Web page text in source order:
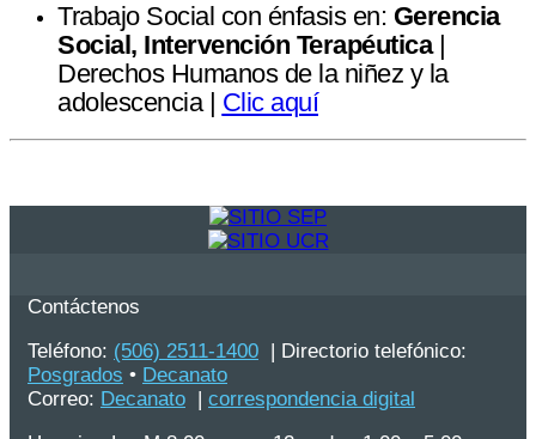
Trabajo Social con énfasis en: Gerencia
Social, Intervención Terapéutica|
Derechos Humanos de la niñez y la
adolescencia | Clic aquí
Contáctenos
Teléfono: (506) 2511-1400 | Directorio telefónico:
Posgrados • Decanato
Correo: Decanato
correspondencia digital